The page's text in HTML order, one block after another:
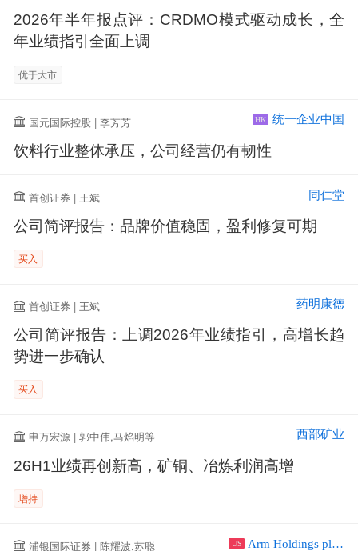
2026年半年报点评：CRDMO模式驱动成长，全
年业绩指引全面上调
优于大市
国元国际控股 | 李芳芳 HK 统一企业中国
饮料行业整体承压，公司经营仍有韧性
首创证券 | 王斌 同仁堂
公司简评报告：品牌价值稳固，盈利修复可期
买入
首创证券 | 王斌 药明康德
公司简评报告：上调2026年业绩指引，高增长趋
势进一步确认
买入
申万宏源 | 郭中伟,马焰明等 西部矿业
26H1业绩再创新高，矿铜、冶炼利润高增
增持
浦银国际证券 | 陈耀波,苏聪 US Arm Holdings plc ADR